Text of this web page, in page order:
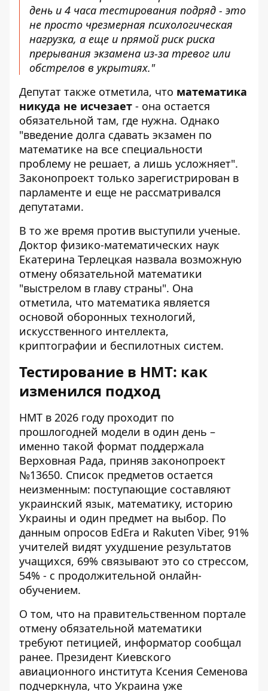
день и 4 часа тестирования подряд - это
не просто чрезмерная психологическая
нагрузка, а еще и прямой риск риска
прерывания экзамена из-за тревог или
обстрелов в укрытиях."
Депутат также отметила, что математика
никуда не исчезает - она ​​остается
обязательной там, где нужна. Однако
"введение долга сдавать экзамен по
математике на все специальности
проблему не решает, а лишь усложняет".
Законопроект только зарегистрирован в
парламенте и еще не рассматривался
депутатами.
В то же время против выступили ученые.
Доктор физико-математических наук
Екатерина Терлецкая назвала возможную
отмену обязательной математики
"выстрелом в главу страны". Она
отметила, что математика является
основой оборонных технологий,
искусственного интеллекта,
криптографии и беспилотных систем.
Тестирование в НМТ: как
изменился подход
НМТ в 2026 году проходит по
прошлогодней модели в один день –
именно такой формат поддержала
Верховная Рада, приняв законопроект
№13650. Список предметов остается
неизменным: поступающие составляют
украинский язык, математику, историю
Украины и один предмет на выбор. По
данным опросов EdEra и Rakuten Viber, 91%
учителей видят ухудшение результатов
учащихся, 69% связывают это со стрессом,
54% - с продолжительной онлайн-
обучением.
О том, что на правительственном портале
отмену обязательной математики
требуют петицией, информатор сообщал
ранее. Президент Киевского
авиационного института Ксения Семенова
подчеркнула, что Украина уже